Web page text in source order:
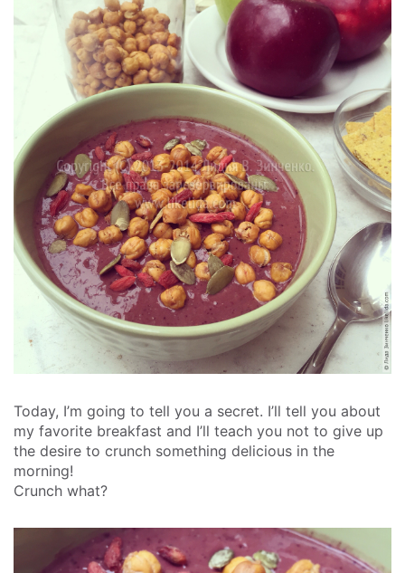
Today, I’m going to tell you a secret. I’ll tell you about
my favorite breakfast and I’ll teach you not to give up
the desire to crunch something delicious in the
morning!
Crunch what?